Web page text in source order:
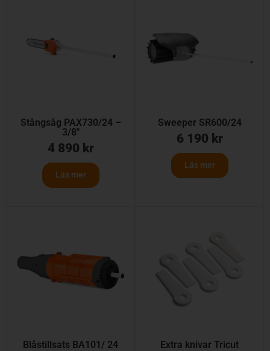
Stångsåg PAX730/24 –
3/8″
4 890 kr
Läs mer
Sweeper SR600/24
6 190 kr
Läs mer
Blåstillsats BA101/ 24 Extra knivar Tricut